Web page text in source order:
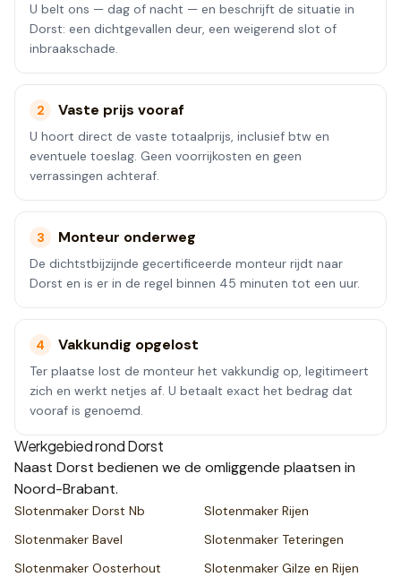
U belt ons — dag of nacht — en beschrijft de situatie in
Dorst: een dichtgevallen deur, een weigerend slot of
inbraakschade.
2 Vaste prijs vooraf
U hoort direct de vaste totaalprijs, inclusief btw en
eventuele toeslag. Geen voorrijkosten en geen
verrassingen achteraf.
3 Monteur onderweg
De dichtstbijzijnde gecertificeerde monteur rijdt naar
Dorst en is er in de regel binnen 45 minuten tot een uur.
4 Vakkundig opgelost
Ter plaatse lost de monteur het vakkundig op, legitimeert
zich en werkt netjes af. U betaalt exact het bedrag dat
vooraf is genoemd.
Werkgebied rondDorst
Naast Dorst bedienen we de omliggende plaatsen in
Noord-Brabant.
Slotenmaker Dorst Nb Slotenmaker Rijen
Slotenmaker Bavel Slotenmaker Teteringen
Slotenmaker Oosterhout Slotenmaker Gilze en Rijen